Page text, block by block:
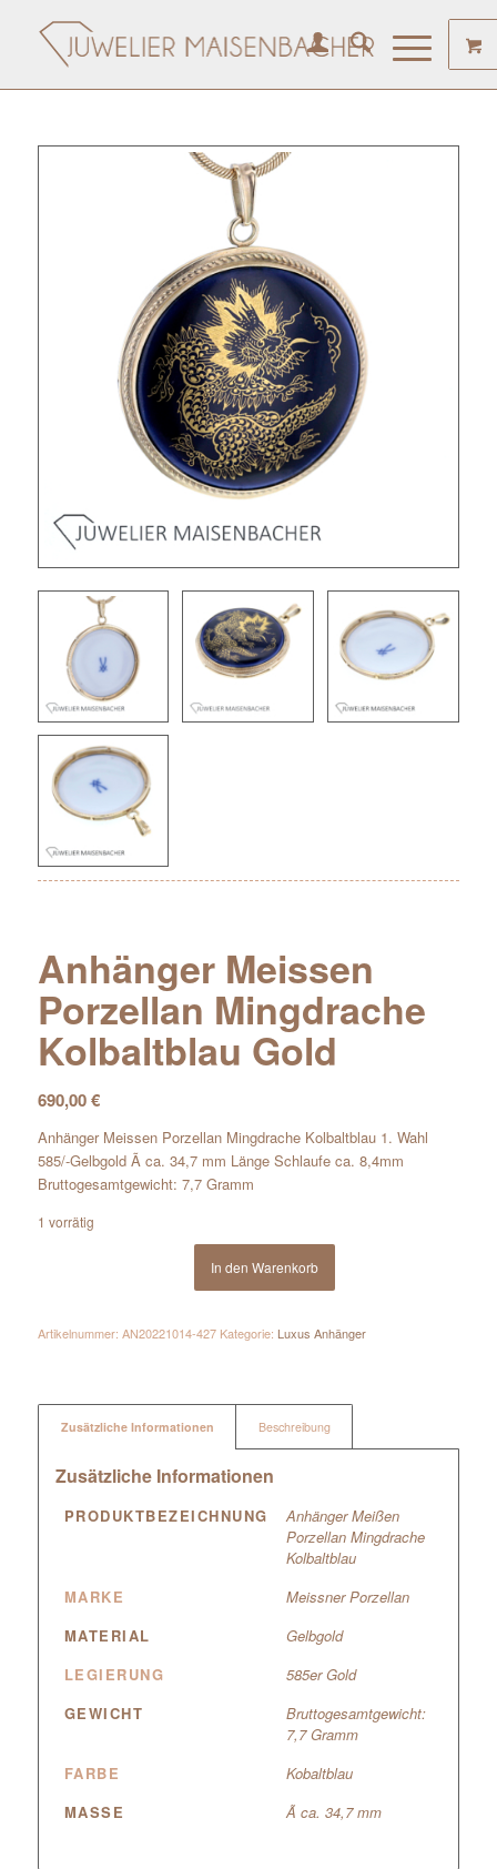
Anhänger Meissen
Porzellan Mingdrache
Kolbaltblau Gold
690,00€
Anhänger Meissen Porzellan Mingdrache Kolbaltblau 1. Wahl
585/-Gelbgold Ã ca. 34,7 mm Länge Schlaufe ca. 8,4mm
Bruttogesamtgewicht: 7,7 Gramm
1 vorrätig
In den Warenkorb
Artikelnummer: AN20221014-427 Kategorie: Luxus Anhänger
Zusätzliche Informationen Beschreibung
Zusätzliche Informationen
PRODUKTBEZEICHNUNG
Anhänger Meißen
Porzellan Mingdrache
Kolbaltblau
MARKE
Meissner Porzellan
MATERIAL
Gelbgold
LEGIERUNG
585er Gold
GEWICHT
Bruttogesamtgewicht:
7,7 Gramm
FARBE
Kobaltblau
MASSE
Ã ca. 34,7 mm